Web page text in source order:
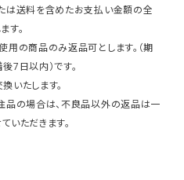
は送料を含めたお支払い金額の全
す。
用の商品のみ返品可とします。（期
7日以内）です。
いたします。
品の場合は、不良品以外の返品は一
いただきます。